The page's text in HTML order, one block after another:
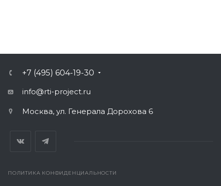
+7 (495) 604-19-30
info@rti-project.ru
Москва, ул. Генерала Дорохова 6
ПОЛИТИКА КОНФИДЕНЦИАЛЬНОСТИ